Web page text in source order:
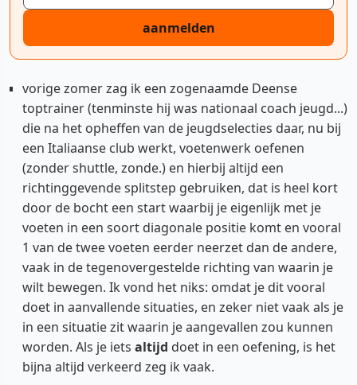
aanmelden
vorige zomer zag ik een zogenaamde Deense
toptrainer (tenminste hij was nationaal coach jeugd...)
die na het opheffen van de jeugdselecties daar, nu bij
een Italiaanse club werkt, voetenwerk oefenen
(zonder shuttle, zonde.) en hierbij altijd een
richtinggevende splitstep gebruiken, dat is heel kort
door de bocht een start waarbij je eigenlijk met je
voeten in een soort diagonale positie komt en vooral
1 van de twee voeten eerder neerzet dan de andere,
vaak in de tegenovergestelde richting van waarin je
wilt bewegen. Ik vond het niks: omdat je dit vooral
doet in aanvallende situaties, en zeker niet vaak als je
in een situatie zit waarin je aangevallen zou kunnen
worden. Als je iets altijd doet in een oefening, is het
bijna altijd verkeerd zeg ik vaak.